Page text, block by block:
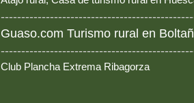
Guaso.com Turismo rural en
Club Plancha Extrema Ribagorza